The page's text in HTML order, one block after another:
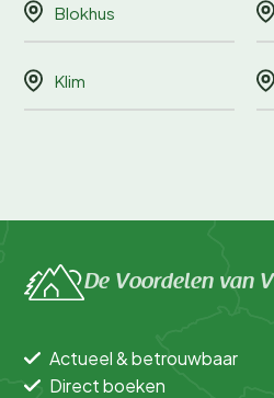
Blokhus
Klim
De Voordelen van
Actueel & betrouwbaar
Direct boeken